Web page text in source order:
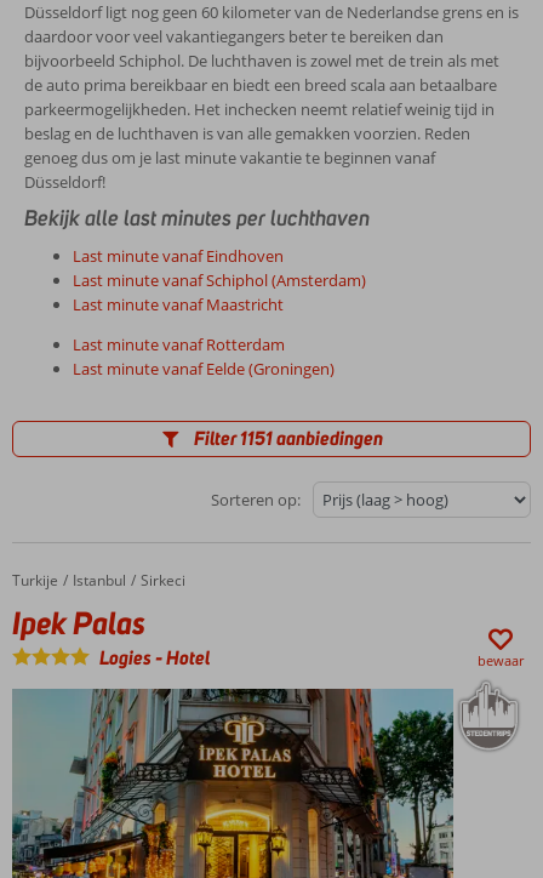
Düsseldorf ligt nog geen 60 kilometer van de Nederlandse grens en is
daardoor voor veel vakantiegangers beter te bereiken dan
bijvoorbeeld Schiphol. De luchthaven is zowel met de trein als met
de auto prima bereikbaar en biedt een breed scala aan betaalbare
parkeermogelijkheden. Het inchecken neemt relatief weinig tijd in
beslag en de luchthaven is van alle gemakken voorzien. Reden
genoeg dus om je last minute vakantie te beginnen vanaf
Düsseldorf!
Bekijk alle last minutes per luchthaven
Last minute vanaf Eindhoven
Last minute vanaf Schiphol (Amsterdam)
Last minute vanaf Maastricht
Last minute vanaf Rotterdam
Last minute vanaf Eelde (Groningen)
Filter 1151 aanbiedingen
Sorteren op:
Home
Turkije Istanbul Sirkeci
Ipek Palas
Ipek Palas
Logies-Hotel bewaar